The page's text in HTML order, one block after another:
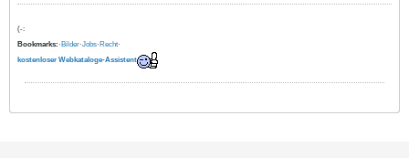
(-:
Bookmarks: · Bilder·Jobs· Recht·
kostenloser Webkataloge-Assistent